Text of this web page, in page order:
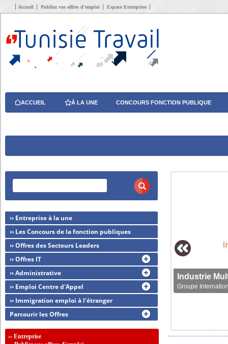
Accueil Publiez vos offres d’emploi Espace Entreprise
ACCUEIL À LA UNE CONCOURS FONCTION PUBLIQUE
Groupe
›› Entreprise à la une
›› Les Concours de la fonction publiques
›› Offres des Secteurs Leaders
›› Offres IT
›› Administrative
›› Emploi Centre d'Appel
›› Immigration emploi à l'étranger
Parcourir les Offres
››Entreprise